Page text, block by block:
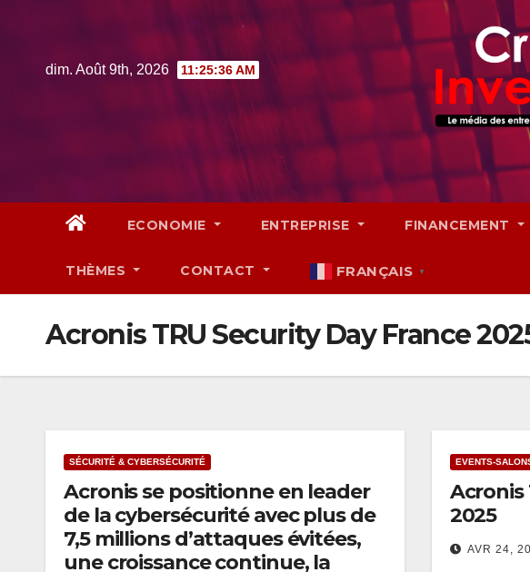
contentdim. Août 9th, 2026 11:25:37 AM
ECONOMIE ENTREPRISE FINANCEMENT
THÈMES CONTACT FRANÇAIS ▼
Acronis TRU Security Day France
SÉCURITÉ & CYBERSÉCURITÉ
Acronis se positionne en leader
de la cybersécurité avec plus de
7,5 millions d’attaques évitées,
une croissance continue, la
EVENTS-
Acronis
2025
AVR 24,